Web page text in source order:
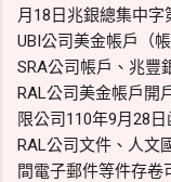
月18日兆銀總集中
UBI公司美金帳戶（
SRA公司帳戶、兆豐
RAL公司美金帳戶開
限公司110年9月28
RAL公司文件、人文
間電子郵件等件存卷